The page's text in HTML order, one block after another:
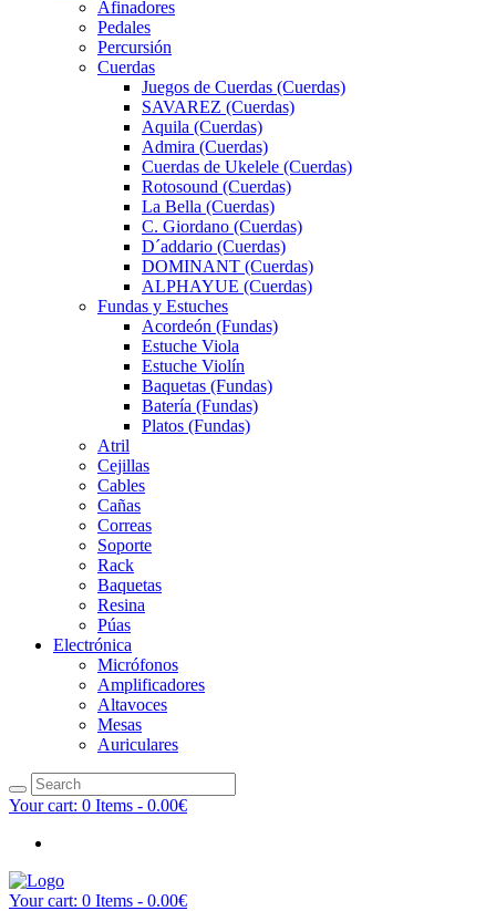
Afinadores
Pedales
Percursión
Cuerdas
Juegos de Cuerdas (Cuerdas)
SAVAREZ (Cuerdas)
Aquila (Cuerdas)
Admira (Cuerdas)
Cuerdas de Ukelele (Cuerdas)
Rotosound (Cuerdas)
La Bella (Cuerdas)
C. Giordano (Cuerdas)
D´addario (Cuerdas)
DOMINANT (Cuerdas)
ALPHAYUE (Cuerdas)
Fundas y Estuches
Acordeón (Fundas)
Estuche Viola
Estuche Violín
Baquetas (Fundas)
Batería (Fundas)
Platos (Fundas)
Atril
Cejillas
Cables
Cañas
Correas
Soporte
Rack
Baquetas
Resina
Púas
Electrónica
Micrófonos
Amplificadores
Altavoces
Mesas
Auriculares
Your cart: 0 Items - 0.00€
Your cart: 0 Items - 0.00€